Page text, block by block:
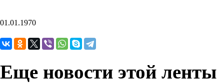
01.01.1970
Еще новости этой ленты